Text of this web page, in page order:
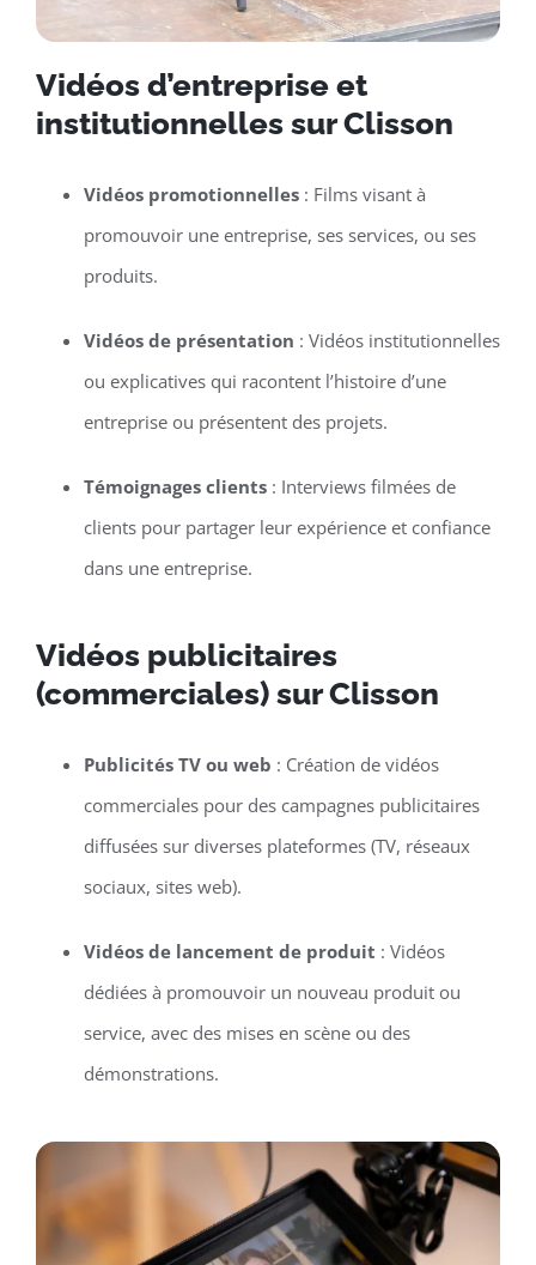
Vidéos d’entreprise et
institutionnelles sur Clisson
Vidéos promotionnelles: Films visant à
promouvoir une entreprise, ses services, ou ses
produits.
Vidéos de présentation : Vidéos institutionnelles
ou explicatives qui racontent l’histoire d’une
entreprise ou présentent des projets.
Témoignages clients: Interviews filmées de
clients pour partager leur expérience et confiance
dans une entreprise.
Vidéos publicitaires
(commerciales) sur Clisson
Publicités TV ou web : Création de vidéos
commerciales pour des campagnes publicitaires
diffusées sur diverses plateformes (TV, réseaux
sociaux, sites web).
Vidéos de lancement de produit : Vidéos
dédiées à promouvoir un nouveau produit ou
service, avec des mises en scène ou des
démonstrations.